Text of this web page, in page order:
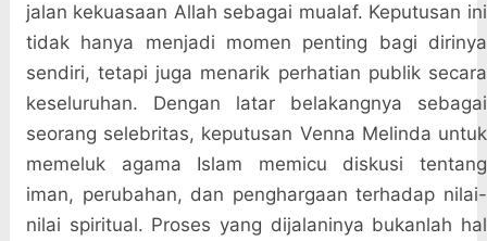
jalan kekuasaan Allah sebagai mualaf. Keputusan ini
tidak hanya menjadi momen penting bagi dirinya
sendiri, tetapi juga menarik perhatian publik secara
keseluruhan. Dengan latar belakangnya sebagai
seorang selebritas, keputusan Venna Melinda untuk
memeluk agama Islam memicu diskusi tentang
iman, perubahan, dan penghargaan terhadap nilai-
nilai spiritual. Proses yang dijalaninya bukanlah hal